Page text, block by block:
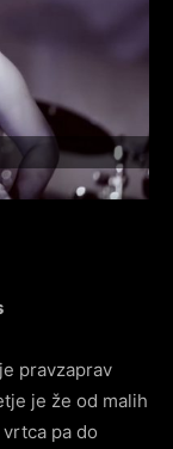
pravzaprav
je že od malih
pa do